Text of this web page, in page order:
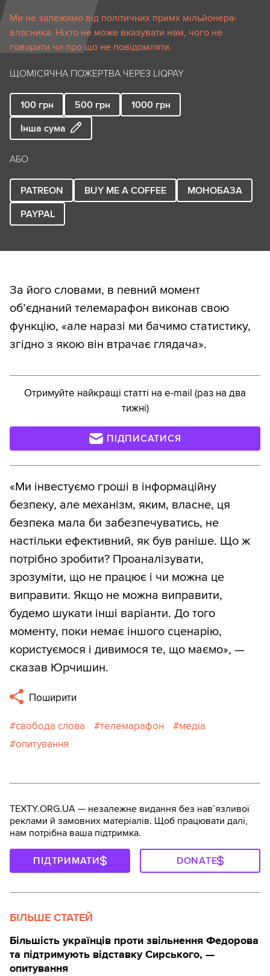
Ми не залежимо від політичних примх мільйонера-
власника. Ніхто не може вказувати нам, чого не
говорити чи про що не повідомляти.
ЩОМІСЯЧНА ПОЖЕРТВА ЧЕРЕЗ LIQPAY
100 грн 500 грн 1000 грн
Інша сума
АБО
PATREON BUY ME A COFFEE
МОНОБАЗА
PAYPAL
За його словами, в певний момент
об’єднаний телемарафон виконав свою
функцію, «але наразі ми бачимо статистику,
згідно з якою він втрачає глядача».
Отримуйте найкращі статті на e-mail (раз на два
тижні)
ПІДПИСАТИСЯ
«Ми інвестуємо гроші в інформаційну
безпеку, але механізм, яким, власне, ця
безпека мала би забезпечуватись, не
настільки ефективний, як був раніше. Що ж
потрібно зробити? Проаналізувати,
зрозуміти, що не працює і чи можна це
виправити. Якщо не можна виправити,
будемо шукати інші варіанти. До того
моменту, поки немає іншого сценарію,
користуємося і дивимося те, що маємо», —
сказав Юрчишин.
Поширити
свобода слова телемарафон
медіа
опитування
TEXTY.ORG.UA — незалежне видання без навʼязливої
реклами й замовних матеріалів. Щоб працювати далі,
нам потрібна ваша підтримка.
ПІДТРИМАТИ DONATE
БІЛЬШЕ СТАТЕЙ
Більшість українців проти звільнення Федорова
та підтримують відставку Сирського, —
опитування